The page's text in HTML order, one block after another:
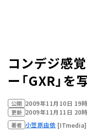
コンデジ感
ー「GXR」
公開 2009年11月10日 19
更新 2009年11月11日 20
著者 小笠原由依 [ITmedia]